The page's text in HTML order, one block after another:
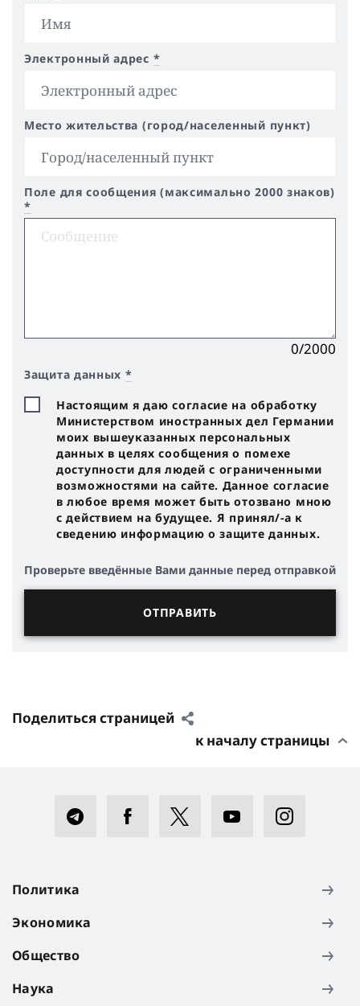
Электронный адрес *
Место жительства (город/населенный пункт)
Поле для сообщения (максимально 2000 знаков)
*
0/2000
Защита данных *
Настоящим я даю согласие на обработку
Министерством иностранных дел Германии
моих вышеуказанных персональных
данных в целях сообщения о помехе
доступности для людей с ограниченными
возможностями на сайте. Данное согласие
в любое время может быть отозвано мною
с действием на будущее. Я принял/-a к
сведению информацию о защите данных.
Проверьте введённые Вами данные перед отправкой
Поделиться страницей
к началу страницы
Политика
Экономика
Общество
Наука